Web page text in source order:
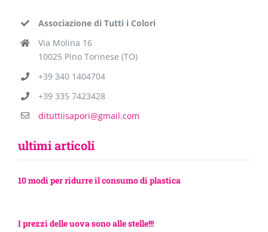
Associazione di Tutti i Colori
Via Molina 16
10025 Pino Torinese (TO)
+39 340 1404704
+39 335 7423428
dituttiisapori@gmail.com
ultimi articoli
10 modi per ridurre il consumo di plastica
I prezzi delle uova sono alle stelle!!!